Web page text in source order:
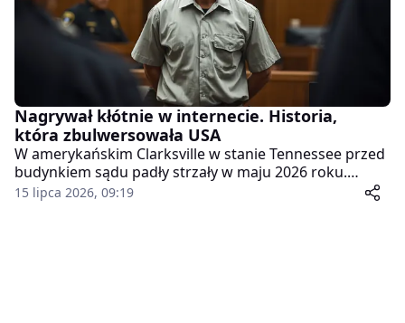
Nagrywał kłótnie w internecie. Historia,
która zbulwersowała USA
W amerykańskim Clarksville w stanie Tennessee przed
budynkiem sądu padły strzały w maju 2026 roku.
Postrzelony został czarnoskóry weteran wojskowy, a
15 lipca 2026, 09:19